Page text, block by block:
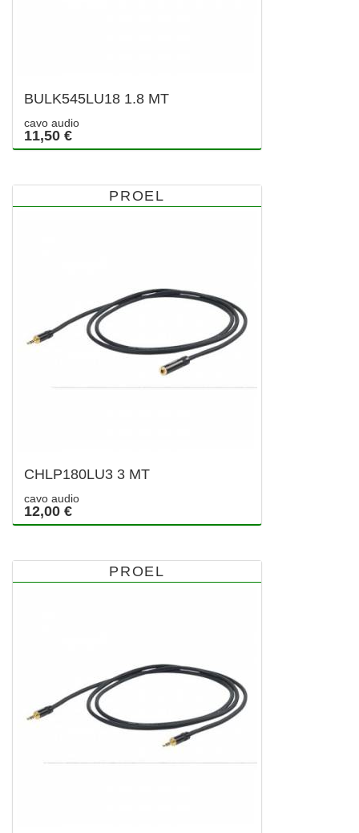
BULK545LU18 1.8 MT
cavo audio
11,50 €
PROEL
CHLP180LU3 3 MT
cavo audio
12,00 €
PROEL